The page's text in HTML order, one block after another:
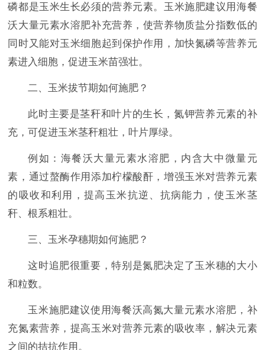
磷都是玉米生长必须的营养元素。玉米施肥建议用海餐
沃大量元素水溶肥补充营养，使营养物质盐分指数低的
同时又能对玉米细胞起到保护作用，加快氮磷等营养元
素进入细胞，促进玉米苗强壮。
二、玉米拔节期如何施肥？
此时主要是茎秆和叶片的生长，氮钾营养元素的补
充，可促进玉米茎秆粗壮，叶片厚绿。
例如：海餐沃大量元素水溶肥，内含大中微量元
素，通过螯酶作用添加柠檬酸酐，增强玉米对营养元素
的吸收和利用，提高玉米抗逆、抗病能力，使玉米茎
秆、根系粗壮。
三、玉米孕穗期如何施肥？
这时追肥很重要，特别是氮肥决定了玉米穗的大小
和粒数。
玉米施肥建议使用海餐沃高氮大量元素水溶肥，补
充氮素营养，提高玉米对营养元素的吸收率，解决元素
之间的拮抗作用。